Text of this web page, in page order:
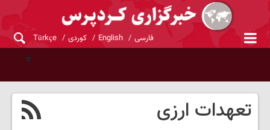
فارسی English کوردی Türkçe
تعهدات ارزی